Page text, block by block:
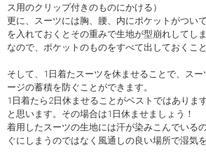
ス用のクリップ付きのものにかける）
更に、スーツには胸、腰、内にポケットがつい
を入れておくとその重みで生地が型崩れしてしま
なので、ポケットのものをすべて出しておくこ
そして、1日着たスーツを休ませることで、ス
ージの蓄積を防ぐことができます。
1日着たら2日休ませることがベストではありま
と思います。その場合は1日休ませましょう！
着用したスーツの生地には汗が染みこんでいる
ぐにしまうのではなく風通しの良い場所で湿気